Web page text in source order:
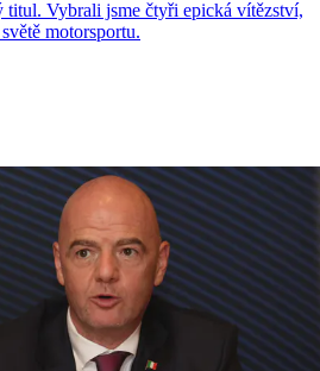
titul. Vybrali jsme čtyři epická vítězství,
motorsportu.